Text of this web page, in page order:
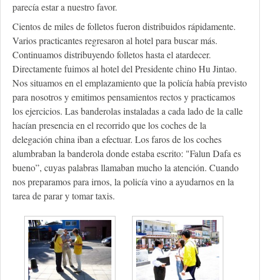
parecía estar a nuestro favor.
Cientos de miles de folletos fueron distribuidos rápidamente.
Varios practicantes regresaron al hotel para buscar más.
Continuamos distribuyendo folletos hasta el atardecer.
Directamente fuimos al hotel del Presidente chino Hu Jintao.
Nos situamos en el emplazamiento que la policía había previsto
para nosotros y emitimos pensamientos rectos y practicamos
los ejercicios. Las banderolas instaladas a cada lado de la calle
hacían presencia en el recorrido que los coches de la
delegación china iban a efectuar. Los faros de los coches
alumbraban la banderola donde estaba escrito: "Falun Dafa es
bueno”, cuyas palabras llamaban mucho la atención. Cuando
nos preparamos para irnos, la policía vino a ayudarnos en la
tarea de parar y tomar taxis.